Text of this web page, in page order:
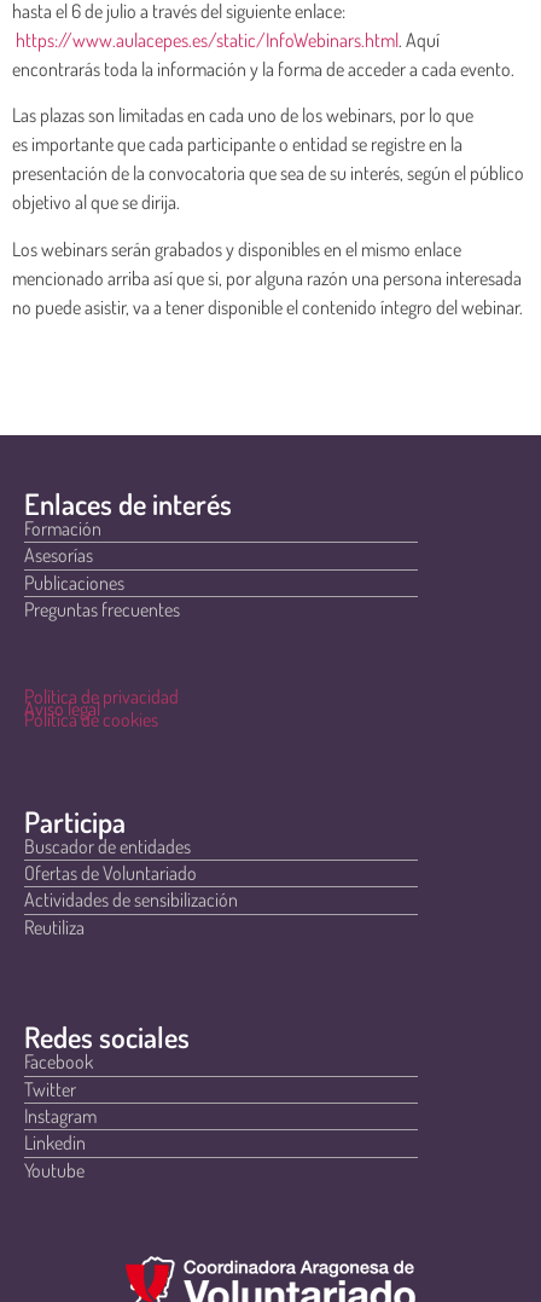
hasta el 6 de julio a través del siguiente enlace:
https://www.aulacepes.es/static/InfoWebinars.html. Aquí
encontrarás toda la información y la forma de acceder a cada evento.
Las plazas son limitadas en cada uno de los webinars, por lo que
es importante que cada participante o entidad se registre en la
presentación de la convocatoria que sea de su interés, según el público
objetivo al que se dirija.
Los webinars serán grabados y disponibles en el mismo enlace
mencionado arriba así que si, por alguna razón una persona interesada
no puede asistir, va a tener disponible el contenido íntegro del webinar.
Enlaces de interés
Formación
Asesorías
Publicaciones
Preguntas frecuentes
Política de privacidad
Aviso legal
Política de cookies
Participa
Buscador de entidades
Ofertas de Voluntariado
Actividades de sensibilización
Reutiliza
Redes sociales
Facebook
Twitter
Instagram
Linkedin
Youtube